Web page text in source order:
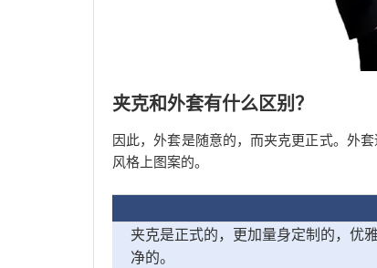
夹克和外套有什么区别？
因此，外套是随意的，而夹克更正式。外
风格上图案的。
夹克是正式的，更加量身定制的，优
净的。